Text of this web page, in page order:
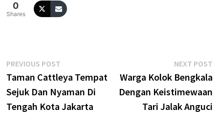
0
Shares
PREVIOUS POST
Taman Cattleya Tempat
Sejuk Dan Nyaman Di
Tengah Kota Jakarta
NEXT POST
Warga Kolok Bengkala
Dengan Keistimewaan
Tari Jalak Anguci